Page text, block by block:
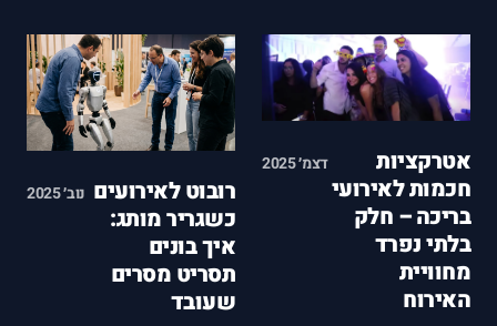
השונים ולוודא שהן בטוחות
לשימוש. במאמר…
אטרקציות
חכמות לאירועי
בריכה – חלק
בלתי נפרד
מחוויית
האירוח
דצמ׳ 2025
רובוט לאירועים
כשגריר מותג:
איך בונים
תסריט מסרים
שעובד
נוב׳ 2025